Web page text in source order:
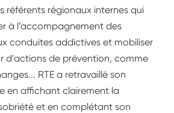
référents régionaux internes qui
à l’accompagnement des
conduites addictives et mobiliser
d’actions de prévention, comme
RTE a retravaillé son
en affichant clairement la
et en complétant son